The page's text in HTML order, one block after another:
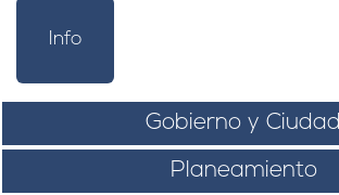
Info
Gobierno y Ciudad
Planeamiento